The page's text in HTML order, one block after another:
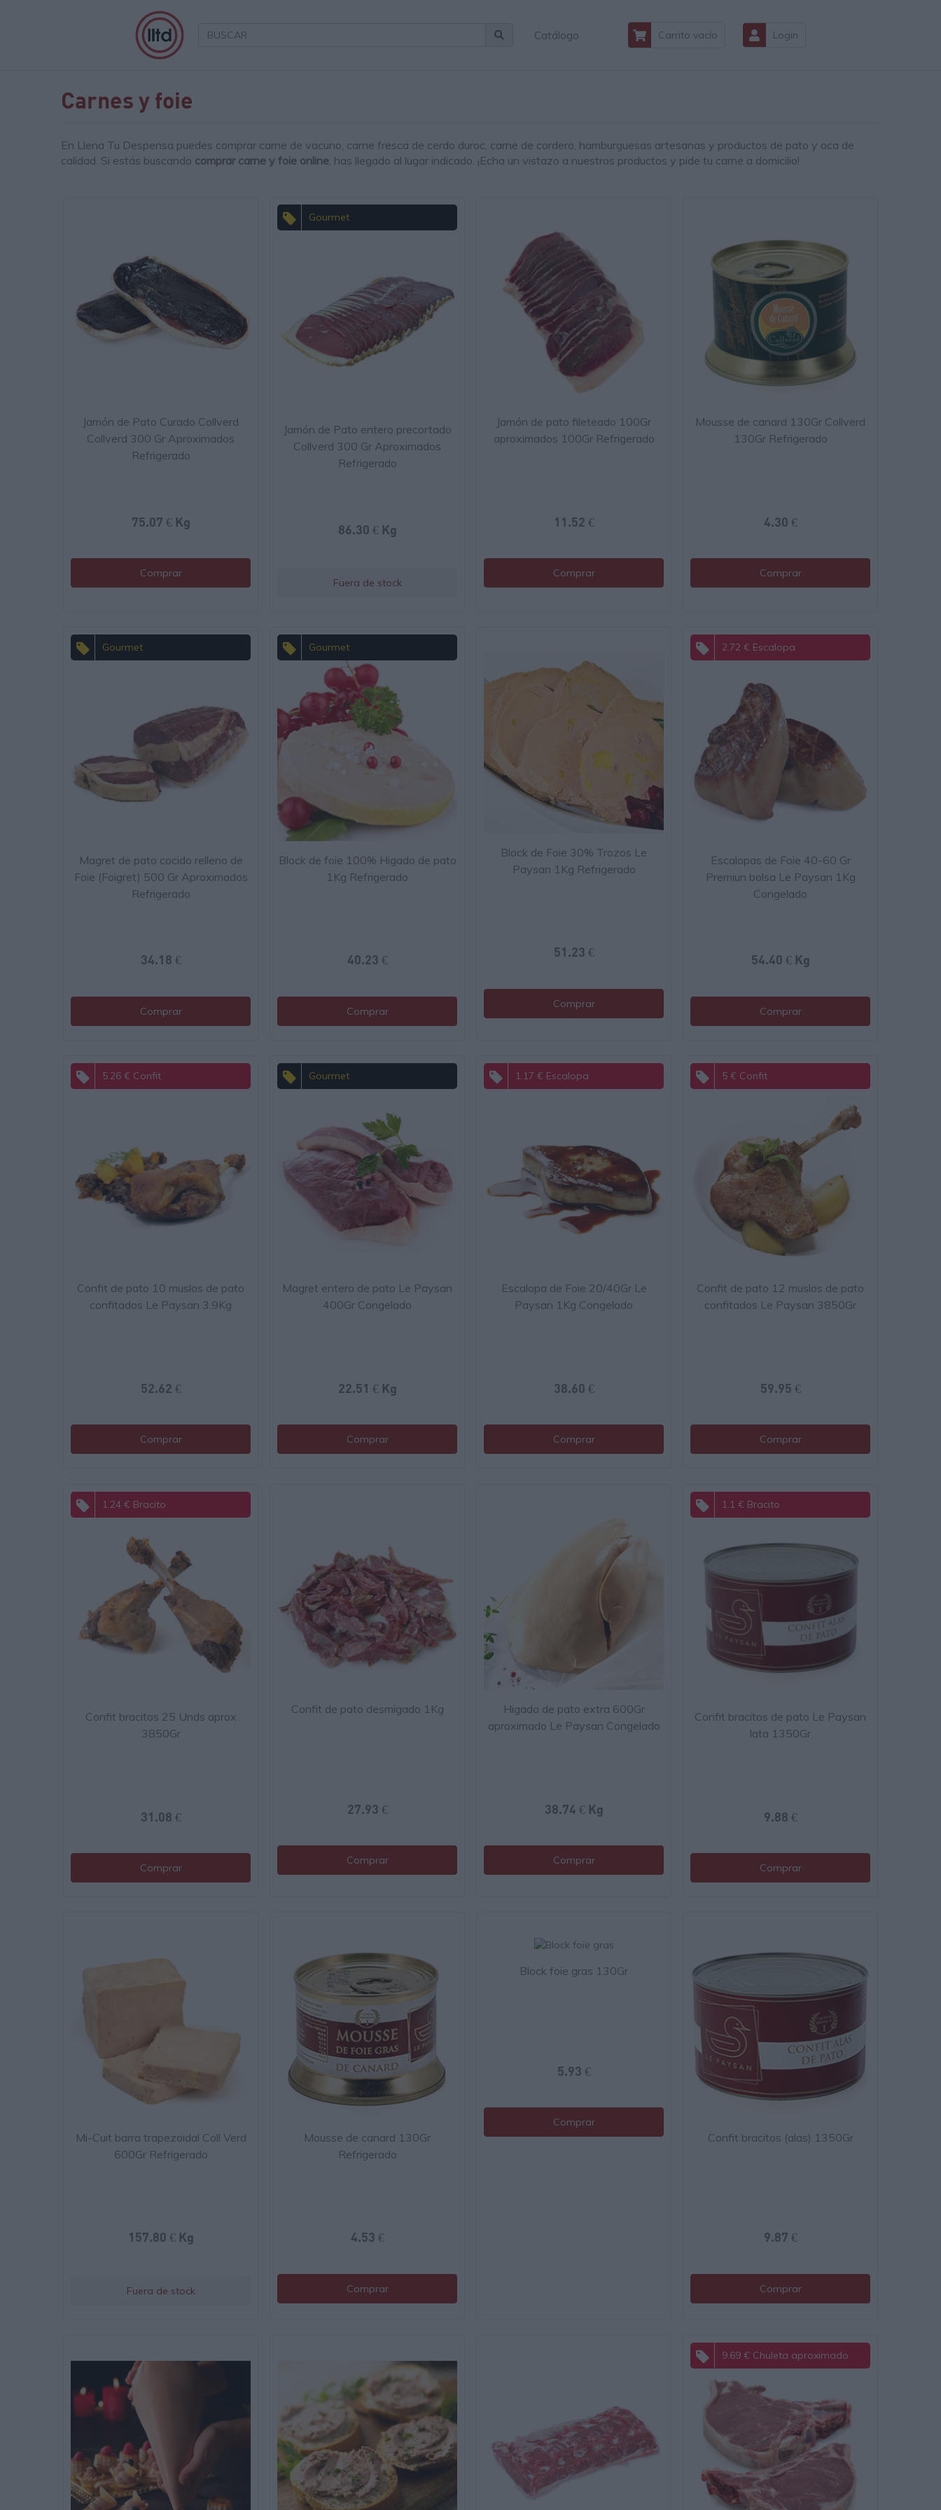
Catálogo Carrito vacío Login
Carnes y foie
En Llena Tu Despensa puedes comprar carne de vacuno, carne fresca de cerdo duroc, carne de cordero, hamburguesas artesanas y productos de pato y oca de
calidad. Si estás buscando comprar carne y foie online, has llegado al lugar indicado. ¡Echa un vistazo a nuestros productos y pide tu carne a domicilio!
Jamón de Pato Curado Collverd
Collverd 300 Gr Aproximados
Refrigerado
75.07 € Kg
Comprar
Gourmet
Jamón de Pato entero precortado
Collverd 300 Gr Aproximados
Refrigerado
86.30 € Kg
Fuera de stock
Jamón de pato fileteado 100Gr
aproximados 100Gr Refrigerado
11.52 €
Comprar
Mousse de canard 130Gr Collverd
130Gr Refrigerado
4.30 €
Comprar
Gourmet
Magret de pato cocido relleno de
Foie (Foigret) 500 Gr Aproximados
Refrigerado
34.18 €
Comprar
Gourmet
Block de foie 100% Higado de pato
1Kg Refrigerado
40.23 €
Comprar
Block de Foie 30% Trozos Le
Paysan 1Kg Refrigerado
51.23 €
Comprar
2.72 € Escalopa
Escalopas de Foie 40-60 Gr
Premiun bolsa Le Paysan 1Kg
Congelado
54.40 € Kg
Comprar
5.26 € Confit
Confit de pato 10 muslos de pato
confitados Le Paysan 3.9Kg
52.62 €
Comprar
Gourmet
Magret entero de pato Le Paysan
400Gr Congelado
22.51 € Kg
Comprar
1.17 € Escalopa
Escalopa de Foie 20/40Gr Le
Paysan 1Kg Congelado
38.60 €
Comprar
5 € Confit
Confit de pato 12 muslos de pato
confitados Le Paysan 3850Gr
59.95 €
Comprar
1.24 € Bracito
Confit bracitos 25 Unds aprox
3850Gr
31.08 €
Comprar
Confit de pato desmigado 1Kg
27.93 €
Comprar
Higado de pato extra 600Gr
aproximado Le Paysan Congelado
38.74 € Kg
Comprar
1.1 € Bracito
Confit bracitos de pato Le Paysan
lata 1350Gr
9.88 €
Comprar
Mi-Cuit barra trapezoidal Coll Verd
600Gr Refrigerado
157.80 € Kg
Fuera de stock
Mousse de canard 130Gr
Refrigerado
4.53 €
Comprar
Block foie gras 130Gr
5.93 €
Comprar
Confit bracitos (alas) 1350Gr
9.87 €
Comprar
9.69 € Chuleta aproximado